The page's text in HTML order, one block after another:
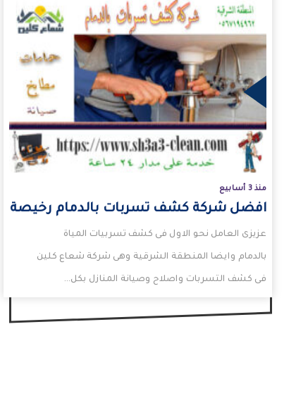
منذ 3 أسابيع
افضل شركة كشف تسربات بالدمام رخيصة
عزيزى العامل نحو الاول فى كشف تسربيات المياة
بالدمام وايضا المنطقة الشرقية وهى شركة شعاع كلين
فى كشف التسربات واصلاح وصيانة المنازل بكل…